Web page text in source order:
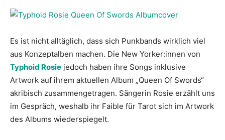
Es ist nicht alltäglich, dass sich Punkbands wirklich viel
aus Konzeptalben machen. Die New Yorker:innen von
Typhoid Rosie jedoch haben ihre Songs inklusive
Artwork auf ihrem aktuellen Album „Queen Of Swords“
akribisch zusammengetragen. Sängerin Rosie erzählt uns
im Gespräch, weshalb ihr Faible für Tarot sich im Artwork
des Albums wiederspiegelt.